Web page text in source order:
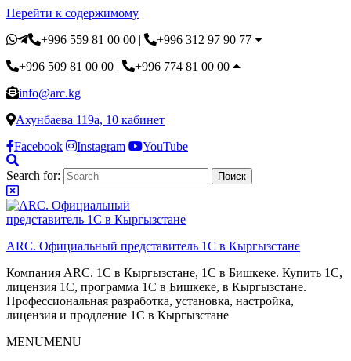
Перейти к содержимому
+996 559 81 00 00 |
+996 312 97 90 77
+996 509 81 00 00 |
+996 774 81 00 00
info@arc.kg
Ахунбаева 119а, 10 кабинет
Facebook
Instagram YouTube
Search for:
ARC. Официальный представитель 1С в Кыргызстане
Компания ARC. 1С в Кыргызстане, 1С в Бишкеке. Купить 1С,
лицензия 1С, программа 1С в Бишкеке, в Кыргызстане.
Профессиональная разработка, установка, настройка,
лицензия и продление 1С в Кыргызстане
MENUMENU